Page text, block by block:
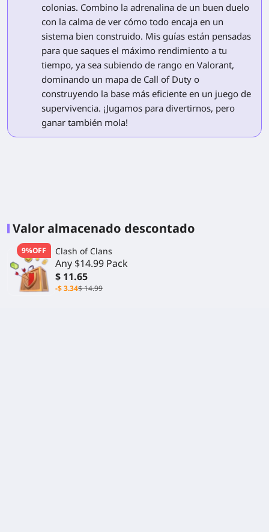
colonias. Combino la adrenalina de un buen duelo
con la calma de ver cómo todo encaja en un
sistema bien construido. Mis guías están pensadas
para que saques el máximo rendimiento a tu
tiempo, ya sea subiendo de rango en Valorant,
dominando un mapa de Call of Duty o
construyendo la base más eficiente en un juego de
supervivencia. ¡Jugamos para divertirnos, pero
ganar también mola!
Valor almacenado descontado
9%OFF Clash of Clans
Any $14.99 Pack
$ 11.65
-$ 3.34$ 14.99